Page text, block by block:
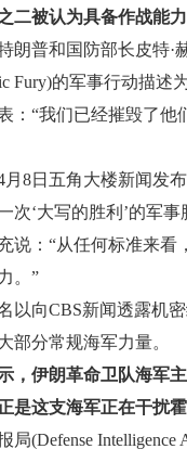
二被认为具备作战能力
普和国防部长皮特·赫
Fury)的军事行动描述
“我们已经摧毁了他
日五角大楼新闻发布
次‘大写的胜利’的军
：“从任何标准来看，
。”
向CBS新闻透露机密
部分常规海军力量。
，伊朗革命卫队海军
是这支海军正在干扰
(Defense Intelligence